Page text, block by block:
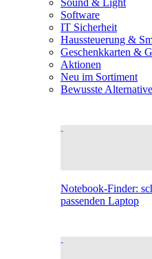
Sound & Light
Software
IT Sicherheit
Haussteuerung &
Geschenkkarten &
Aktionen
Neu im Sortiment
Bewusste
Notebook-Finder:
passenden Laptop